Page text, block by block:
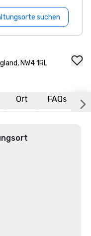
suchen
NW4 1RL
Ort FAQs